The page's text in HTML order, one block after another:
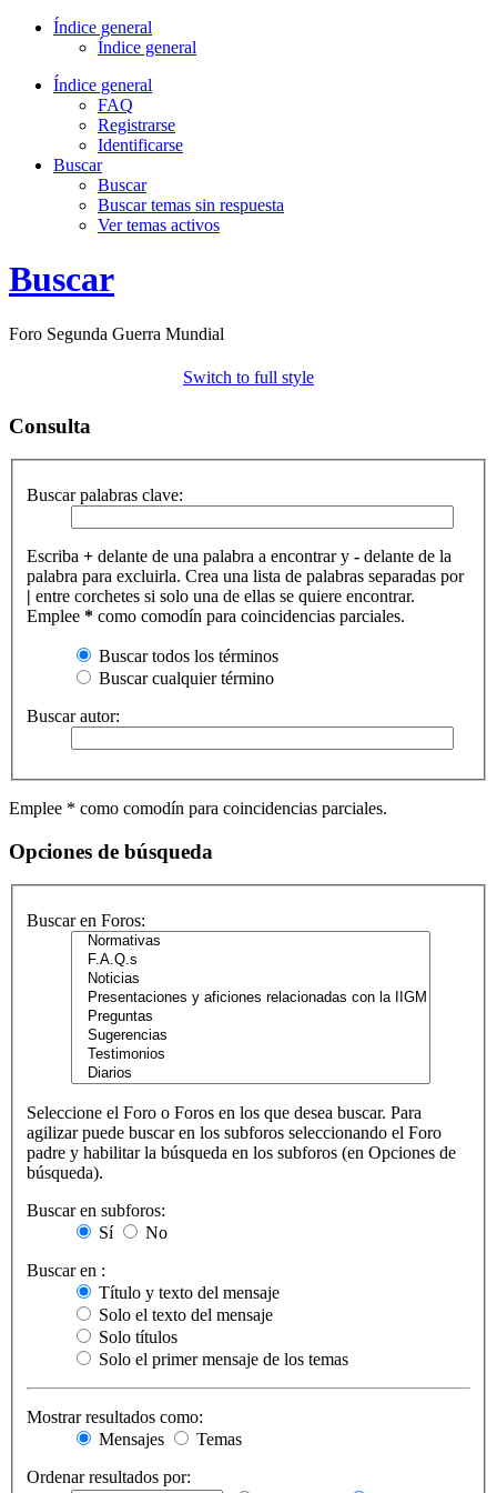
Índice general
Índice general
Índice general
FAQ
Registrarse
Identificarse
Buscar
Buscar
Buscar temas sin respuesta
Ver temas activos
Buscar
Foro Segunda Guerra Mundial
Switch to full style
Consulta
Buscar palabras clave:
Escriba + delante de una palabra a encontrar y - delante de la
palabra para excluirla. Crea una lista de palabras separadas por
| entre corchetes si solo una de ellas se quiere encontrar.
Emplee * como comodín para coincidencias parciales.
Buscar todos los términos
Buscar cualquier término
Buscar autor:
Emplee * como comodín para coincidencias parciales.
Opciones de búsqueda
Buscar en Foros:
Seleccione el Foro o Foros en los que desea buscar. Para
agilizar puede buscar en los subforos seleccionando el Foro
padre y habilitar la búsqueda en los subforos (en Opciones de
búsqueda).
Buscar en subforos:
Sí
No
Buscar en :
Título y texto del mensaje
Solo el texto del mensaje
Solo títulos
Solo el primer mensaje de los temas
Mostrar resultados como:
Mensajes
Temas
Ordenar resultados por: